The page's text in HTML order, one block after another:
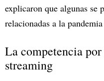
explicaron que algunas se
relacionadas a la
La competencia
streaming